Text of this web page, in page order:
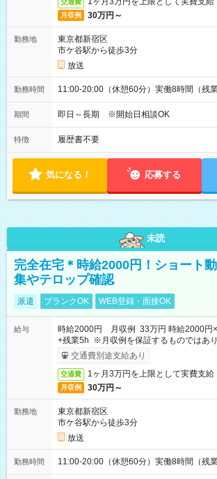
交通費
月収例 30万円～
勤務地
東京都新宿区
市ケ谷駅から徒歩3分
放送
勤務時間 11:00-20:00（休憩60分）実働8時間（残業
期間 即日～長期 ※開始日相談OK
特徴 履歴書不要
気になる！ 応募する
未読
完全在宅＊時給2000円！ショート
集やテロップ確認
派遣 ブランクOK WEB登録・面接OK
給与
時給2000円 月収例 33万円 時給2000円
+残業5h ※月収例を保証するものではあ
取りサービス利用可（利用条件有）
交通費別途支給あり
交通費 1ヶ月3万円を上限として実費支給
月収例 30万円～
勤務地
東京都新宿区
市ケ谷駅から徒歩3分
放送
勤務時間 11:00-20:00（休憩60分）実働8時間（残業